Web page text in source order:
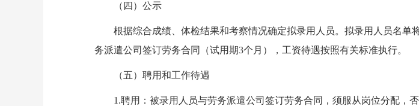
（四）公示
根据综合成绩、体检结果和考察情况确定拟录用人员。拟录用人员名单
务派遣公司签订劳务合同（试用期3个月），工资待遇按照有关标准执行。
（五）聘用和工作待遇
1.聘用：被录用人员与劳务派遣公司签订劳务合同，须服从岗位分配